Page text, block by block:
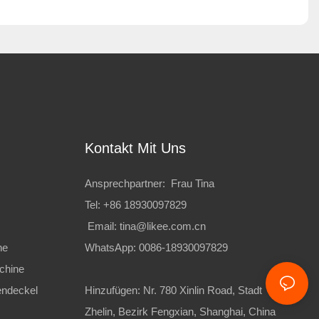
Kontakt Mit Uns
Ansprechpartner: Frau Tina
Tel: +86 18930097829
Email: tina@likee.com.cn
WhatsApp: 0086-18930097829
Hinzufügen: Nr. 780 Xinlin Road, Stadt
Zhelin, Bezirk Fengxian, Shanghai, China